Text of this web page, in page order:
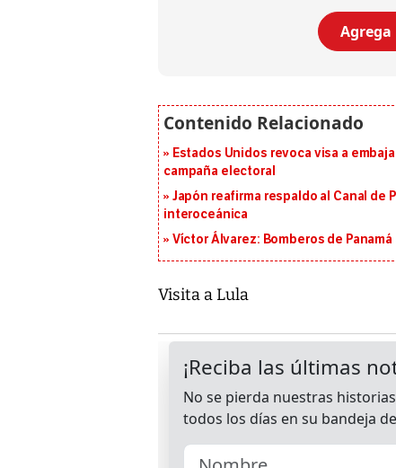
Agrega
Estados Unidos revoca visa a
campaña electoral
Japón reafirma respaldo al Canal de
interoceánica
Víctor Álvarez: Bomberos de
Visita a Lula